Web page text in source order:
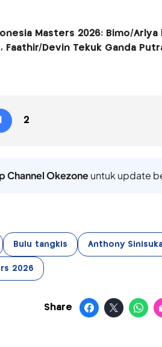
Masters 2026: Bimo/Arlya
Faathir/Devin Tekuk Ganda
2
Channel Okezoneuntuk update
Bulu tangkis Anthony
2026
Share